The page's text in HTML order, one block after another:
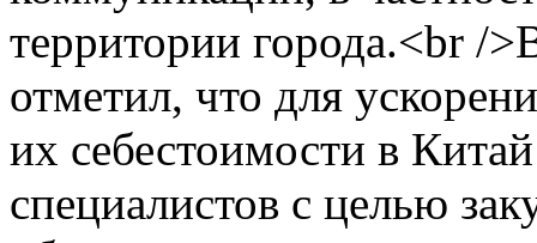
территории города.<br /
отметил, что для
их себестоимости в
специалистов с целью